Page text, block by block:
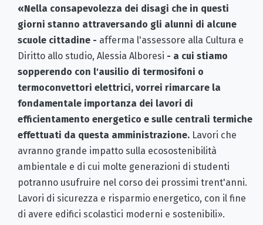
«Nella consapevolezza dei disagi che in questi
giorni stanno attraversando gli alunni di alcune
scuole cittadine - afferma l'assessore alla Cultura e
Diritto allo studio, Alessia Alboresi - a cui stiamo
sopperendo con l'ausilio di termosifoni o
termoconvettori elettrici, vorrei rimarcare la
fondamentale importanza dei lavori di
efficientamento energetico e sulle centrali termiche
effettuati da questa amministrazione. Lavori che
avranno grande impatto sulla ecosostenibilità
ambientale e di cui molte generazioni di studenti
potranno usufruire nel corso dei prossimi trent'anni.
Lavori di sicurezza e risparmio energetico, con il fine
di avere edifici scolastici moderni e sostenibili».